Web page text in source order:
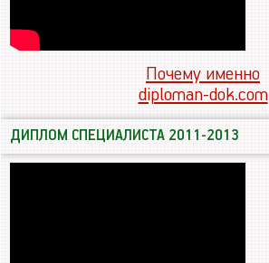
Почему именно
diploman-dok.com
ДИПЛОМ СПЕЦИАЛИСТА 2011-2013